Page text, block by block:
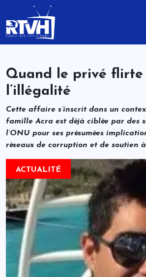
Quand le privé flirte
l’illégalité
Cette affaire s’inscrit dans un
famille Acra est déjà ciblée par des
l’ONU pour ses présumées
réseaux de corruption et de soutien
ACTUALITÉ